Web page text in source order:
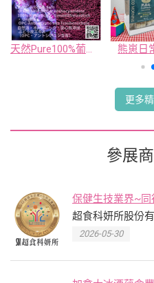
天然Pure100%葡萄皮OPC花菁素 熊崽日
更多
參展
保健生技業界~
超食科妍所股份
2026-05-30